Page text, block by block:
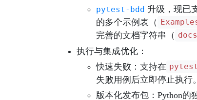
pytest-bdd 升级，现已
的多个示例表（
完善的文档字符串（
执行与集成优化 ：
快速失败 ：支持在 pytest
失败用例后立即停止执行。
版本化发布包 ：Python的